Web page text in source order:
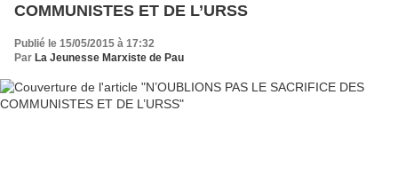
COMMUNISTES ET DE L’URSS
Publié le 15/05/2015 à 17:32
Par La Jeunesse Marxiste de Pau